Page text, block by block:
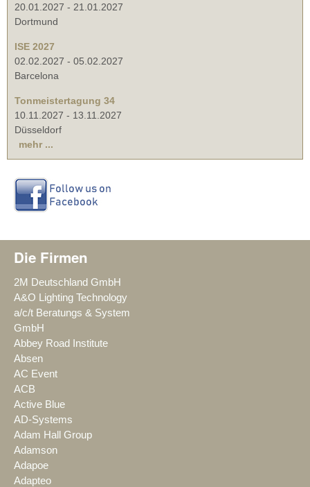
20.01.2027 - 21.01.2027
Dortmund
ISE 2027
02.02.2027 - 05.02.2027
Barcelona
Tonmeistertagung 34
10.11.2027 - 13.11.2027
Düsseldorf
mehr ...
Die Firmen
2M Deutschland GmbH
A&O Lighting Technology
a/c/t Beratungs & System
GmbH
Abbey Road Institute
Absen
AC Event
ACB
Active Blue
AD-Systems
Adam Hall Group
Adamson
Adapoe
Adapteo